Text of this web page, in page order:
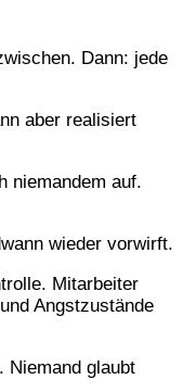
Dann: jede
aber realisiert
niemandem auf.
wieder vorwirft.
Mitarbeiter
Angstzustände
Niemand glaubt